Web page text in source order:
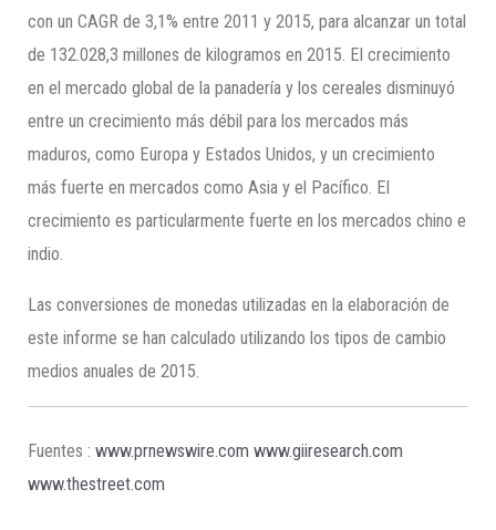
con un CAGR de 3,1% entre 2011 y 2015, para alcanzar un total
de 132.028,3 millones de kilogramos en 2015. El crecimiento
en el mercado global de la panadería y los cereales disminuyó
entre un crecimiento más débil para los mercados más
maduros, como Europa y Estados Unidos, y un crecimiento
más fuerte en mercados como Asia y el Pacífico. El
crecimiento es particularmente fuerte en los mercados chino e
indio.
Las conversiones de monedas utilizadas en la elaboración de
este informe se han calculado utilizando los tipos de cambio
medios anuales de 2015.
Fuentes : www.prnewswire.com www.giiresearch.com
www.thestreet.com